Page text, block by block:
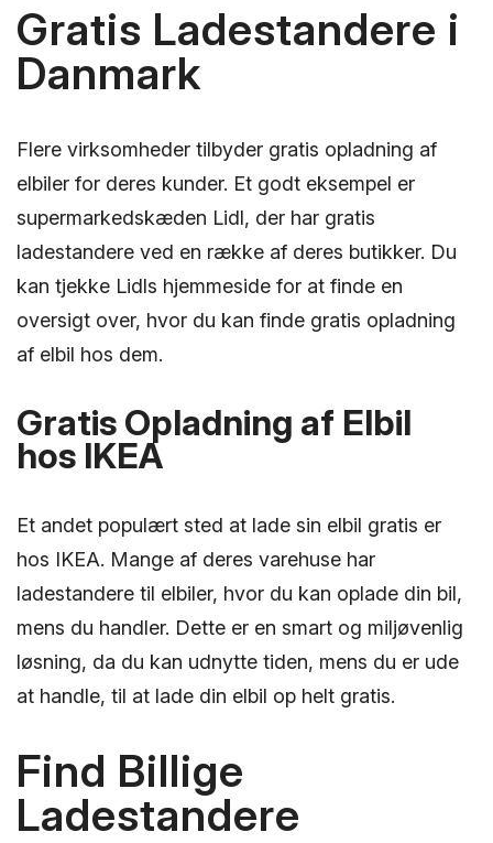
Gratis Ladestandere i
Danmark
Flere virksomheder tilbyder gratis opladning af
elbiler for deres kunder. Et godt eksempel er
supermarkedskæden Lidl, der har gratis
ladestandere ved en række af deres butikker. Du
kan tjekke Lidls hjemmeside for at finde en
oversigt over, hvor du kan finde gratis opladning
af elbil hos dem.
Gratis Opladning af Elbil
hos IKEA
Et andet populært sted at lade sin elbil gratis er
hos IKEA. Mange af deres varehuse har
ladestandere til elbiler, hvor du kan oplade din bil,
mens du handler. Dette er en smart og miljøvenlig
løsning, da du kan udnytte tiden, mens du er ude
at handle, til at lade din elbil op helt gratis.
Find Billige
Ladestandere